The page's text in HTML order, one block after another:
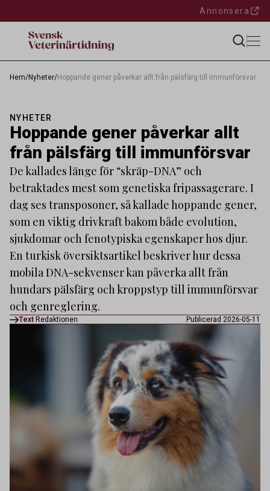
Annonsera
Hem/Nyheter/Hoppande gener påverkar allt från pälsfärg till immunförsvar
NYHETER
Hoppande gener påverkar allt
från pälsfärg till immunförsvar
De kallades länge för “skräp-DNA” och
betraktades mest som genetiska fripassagerare. I
dag ses transposoner, så kallade hoppande gener,
som en viktig drivkraft bakom både evolution,
sjukdomar och fenotypiska egenskaper hos djur.
En turkisk översiktsartikel beskriver hur dessa
mobila DNA-sekvenser kan påverka allt från
hundars pälsfärg och kroppstyp till immunförsvar
och genreglering.
Text Redaktionen Publicerad 2026-05-11